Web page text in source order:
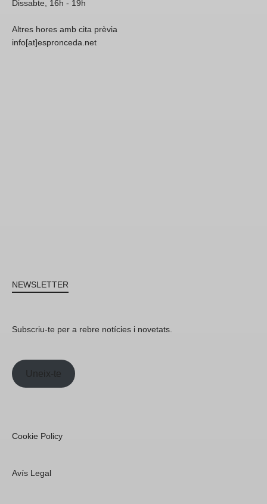
Dissabte, 16h - 19h
Altres hores amb cita prèvia
info[at]espronceda.net
NEWSLETTER
Subscriu-te per a rebre notícies i novetats.
Uneix-te
Cookie Policy
Avís Legal